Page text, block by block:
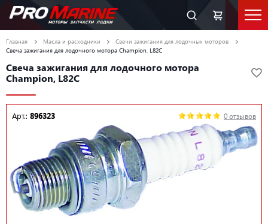
Главная Масла и расходники
Свечи зажигания для лодочных моторов
Свеча зажигания для лодочного мотора Champion, L82C
Свеча зажигания для лодочного мотора
Champion, L82C
Арт.: 896323 0 отзывов